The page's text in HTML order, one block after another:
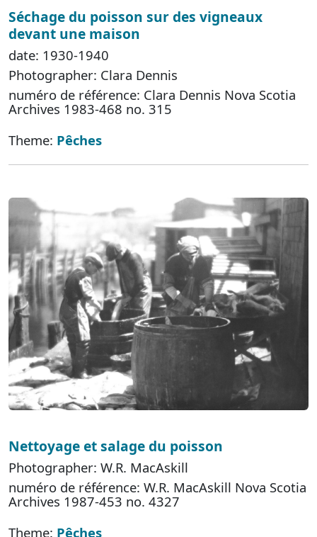
Séchage du poisson sur des vigneaux
devant une maison
date: 1930-1940
Photographer: Clara Dennis
numéro de référence: Clara Dennis Nova Scotia
Archives 1983-468 no. 315
Theme: Pêches
Nettoyage et salage du poisson
Photographer: W.R. MacAskill
numéro de référence: W.R. MacAskill Nova Scotia
Archives 1987-453 no. 4327
Theme: Pêches